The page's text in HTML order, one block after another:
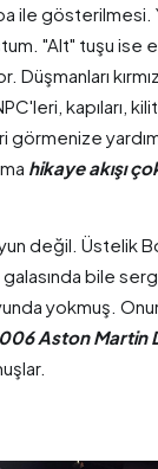
ile gösterilmesi.
"Alt" tuşu ise
Düşmanları
kapıları,
hikaye akışı
değil. Üstelik
bile
yokmuş.
Aston Martin